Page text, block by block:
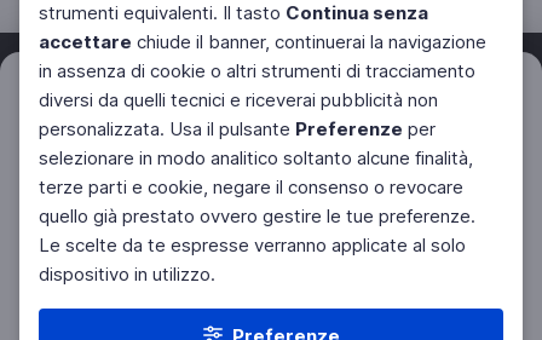
strumenti equivalenti. Il tasto Continua senza
accettare chiude il banner, continuerai la navigazione
in assenza di cookie o altri strumenti di tracciamento
diversi da quelli tecnici e riceverai pubblicità non
personalizzata. Usa il pulsante Preferenze per
selezionare in modo analitico soltanto alcune finalità,
terze parti e cookie, negare il consenso o revocare
quello già prestato ovvero gestire le tue preferenze.
Le scelte da te espresse verranno applicate al solo
dispositivo in utilizzo.
Preferenze
Filtri Azzera
Facebook Twitter Instagram